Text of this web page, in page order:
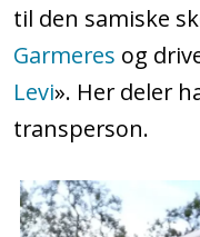
til den samiske
Garmeres og
Levi». Her deler
transperson.